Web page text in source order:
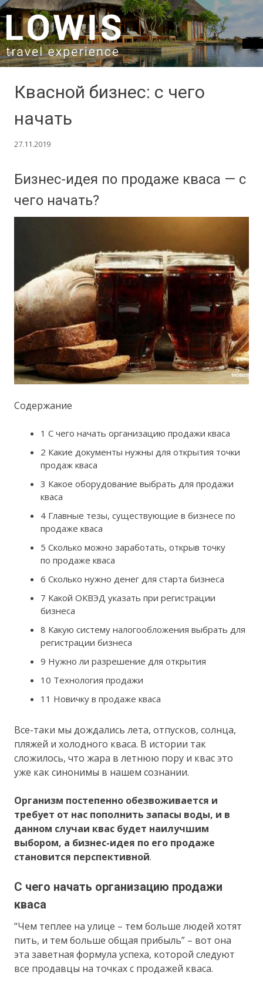
SKIP TO CONTENT
Квасной бизнес: с чего
начать
27.11.2019
Бизнес-идея по продаже кваса — с
чего начать?
Содержание
1 С чего начать организацию продажи кваса
2 Какие документы нужны для открытия точки
продаж кваса
3 Какое оборудование выбрать для продажи
кваса
4 Главные тезы, существующие в бизнесе по
продаже кваса
5 Сколько можно заработать, открыв точку
по продаже кваса
6 Сколько нужно денег для старта бизнеса
7 Какой ОКВЭД указать при регистрации
бизнеса
8 Какую систему налогообложения выбрать для
регистрации бизнеса
9 Нужно ли разрешение для открытия
10 Технология продажи
11 Новичку в продаже кваса
Все-таки мы дождались лета, отпусков, солнца,
пляжей и холодного кваса. В истории так
сложилось, что жара в летнюю пору и квас это
уже как синонимы в нашем сознании.
Организм постепенно обезвоживается и
требует от нас пополнить запасы воды, и в
данном случаи квас будет наилучшим
выбором, а бизнес-идея по его продаже
становится перспективной.
С чего начать организацию продажи
кваса
“Чем теплее на улице – тем больше людей хотят
пить, и тем больше общая прибыль” – вот она
эта заветная формула успеха, которой следуют
все продавцы на точках с продажей кваса.